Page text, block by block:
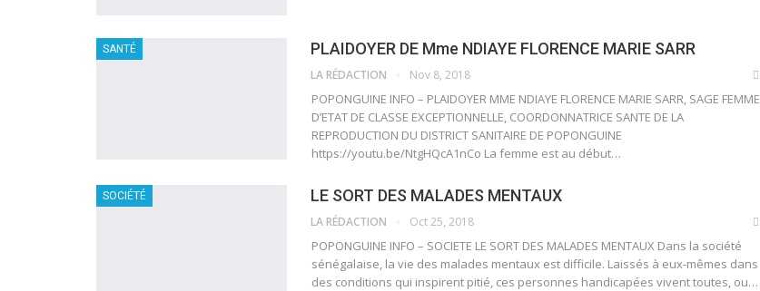
SANTÉ PLAIDOYER DE Mme NDIAYE FLORENCE MARIE SARR
LA RÉDACTION Nov 8, 2018
POPONGUINE INFO – PLAIDOYER MME NDIAYE FLORENCE MARIE SARR, SAGE FEMME
D’ETAT DE CLASSE EXCEPTIONNELLE, COORDONNATRICE SANTE DE LA
REPRODUCTION DU DISTRICT SANITAIRE DE POPONGUINE
https://youtu.be/NtgHQcA1nCo La femme est au début…
SOCIÉTÉ LE SORT DES MALADES MENTAUX
LA RÉDACTION Oct 25, 2018
POPONGUINE INFO – SOCIETE LE SORT DES MALADES MENTAUX Dans la société
sénégalaise, la vie des malades mentaux est difficile. Laissés à eux-mêmes dans
des conditions qui inspirent pitié, ces personnes handicapées vivent toutes, ou…